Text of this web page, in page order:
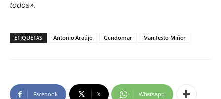
todos».
ETIQUETAS Antonio Araújo Gondomar Manifesto Miñor
Facebook X WhatsApp